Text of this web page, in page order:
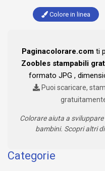
Colore in linea
Paginacolorare.com ti
Zoobles stampabili
formato JPG ,
Puoi scaricare,
Colorare aiuta a
bambini. Scopri altri
Categorie